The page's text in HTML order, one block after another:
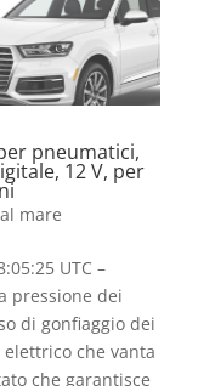
pneumatici,
12 V, per
mare
UTC –
pressione dei
di gonfiaggio dei
che vanta
che garantisce